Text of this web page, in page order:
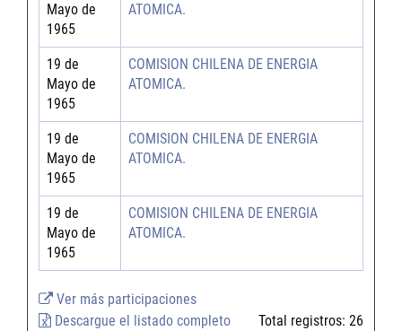
Mayo de
1965
ATOMICA.
19 de
Mayo de
1965
COMISION CHILENA DE ENERGIA
ATOMICA.
19 de
Mayo de
1965
COMISION CHILENA DE ENERGIA
ATOMICA.
19 de
Mayo de
1965
COMISION CHILENA DE ENERGIA
ATOMICA.
Ver más participaciones
Descargue el listado completo
Total registros: 26